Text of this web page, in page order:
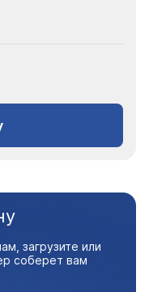
загрузите или
соберет вам